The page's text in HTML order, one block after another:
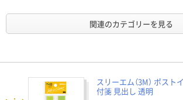
関連のカテゴリーを見る
スリーエム（3M） ポス
付箋 見出し 透明